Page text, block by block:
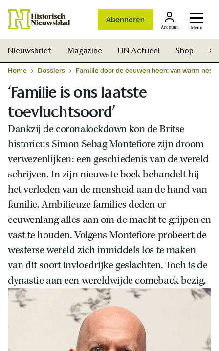
Abonneren
Account Menu
Zoek
Nieuwsbrief Magazine HN Actueel Shop
Home Dossiers Familie door de eeuwen heen: van warm nest
‘Familie is ons laatste
toevluchtsoord’
Dankzij de coronalockdown kon de Britse
historicus Simon Sebag Montefiore zijn droom
verwezenlijken: een geschiedenis van de wereld
schrijven. In zijn nieuwste boek behandelt hij
het verleden van de mensheid aan de hand van
familie. Ambitieuze families deden er
eeuwenlang alles aan om de macht te grijpen en
vast te houden. Volgens Montefiore probeert de
westerse wereld zich inmiddels los te maken
van dit soort invloedrijke geslachten. Toch is de
dynastie aan een wereldwijde comeback bezig.